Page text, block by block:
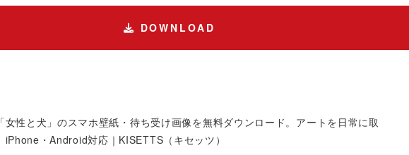
DOWNLOAD
女性と犬」のスマホ壁紙・待ち受け画像を無料ダウンロード。アートを日常に取
iPhone・Android対応｜KISETTS（キセッツ）